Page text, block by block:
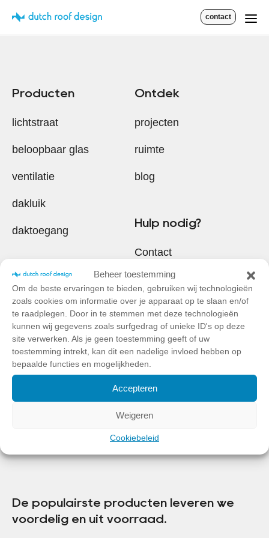
Beheer toestemming
Om de beste ervaringen te bieden, gebruiken wij technologieën
zoals cookies om informatie over je apparaat op te slaan en/of
te raadplegen. Door in te stemmen met deze technologieën
kunnen wij gegevens zoals surfgedrag of unieke ID's op deze
site verwerken. Als je geen toestemming geeft of uw
toestemming intrekt, kan dit een nadelige invloed hebben op
bepaalde functies en mogelijkheden.
Accepteren
Weigeren
Cookiebeleid
contact
Producten
lichtstraat
beloopbaar glas
ventilatie
dakluik
daktoegang
Ontdek
projecten
ruimte
blog
Hulp nodig?
Contact
Informatie nodig?
Wilt u weten wat we voor u kunnen betekenen? Laat uw
gegevens achter voor vrijblijvend advies en een inspirerend
gesprek over daglicht, frisse lucht of daktoegang.
info@dutchroofdesign.com
De populairste producten leveren we
voordelig en uit voorraad.